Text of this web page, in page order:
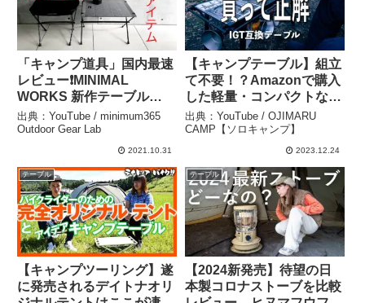
「キャンプ道具」国内最速
レビュー❗️MINIMAL
WORKS 新作テーブル
『Indian Table Mesa 』
と チェア『Indian Chair
Butte』キャンプギアを詳
Outdoor Gear Lab
出典：YouTube / minimum365
Outdoor Gear Lab
2021.10.31
【キャンプテーブル】組立
て不要！？Amazonで購入
した軽量・コンパクトな
IGT互換テーブルを使って
みた SOTCAR –
OJIMARU CAMP【ソロキ
出典：YouTube / OJIMARU
CAMP【ソロキャンプ】
2023.12.24
テーブル
【キャンプツーリング】遂
に発売されるデイトナオリ
テーブル
【2024新発売】待望の日
本製コロナストーブを比較